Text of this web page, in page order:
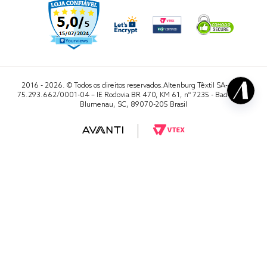
2016 - 2026. © Todos os direitos reservados.Altenburg Têxtil SA- CNPJ
75.293.662/0001-04 – IE Rodovia BR 470, KM 61, nº 7235 - Badenfurt,
Blumenau, SC, 89070-205 Brasil